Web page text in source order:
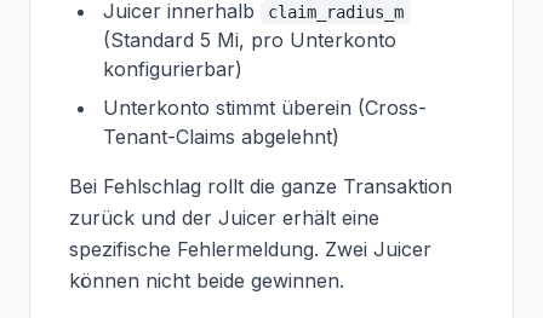
Juicer innerhalb claim_radius_m
(Standard 5 Mi, pro Unterkonto
konfigurierbar)
Unterkonto stimmt überein (Cross-
Tenant-Claims abgelehnt)
Bei Fehlschlag rollt die ganze Transaktion
zurück und der Juicer erhält eine
spezifische Fehlermeldung. Zwei Juicer
können nicht beide gewinnen.